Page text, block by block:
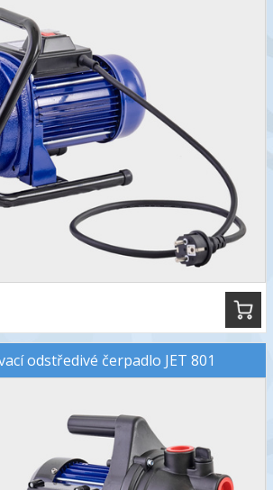
odstředivé čerpadlo JET 801